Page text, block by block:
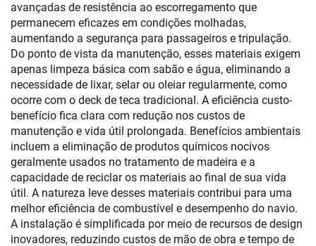
avançadas de resistência ao escorregamento que
permanecem eficazes em condições molhadas,
aumentando a segurança para passageiros e tripulação.
Do ponto de vista da manutenção, esses materiais exigem
apenas limpeza básica com sabão e água, eliminando a
necessidade de lixar, selar ou oleiar regularmente, como
ocorre com o deck de teca tradicional. A eficiência custo-
benefício fica clara com redução nos custos de
manutenção e vida útil prolongada. Benefícios ambientais
incluem a eliminação de produtos químicos nocivos
geralmente usados no tratamento de madeira e a
capacidade de reciclar os materiais ao final de sua vida
útil. A natureza leve desses materiais contribui para uma
melhor eficiência de combustível e desempenho do navio.
A instalação é simplificada por meio de recursos de design
inovadores, reduzindo custos de mão de obra e tempo de